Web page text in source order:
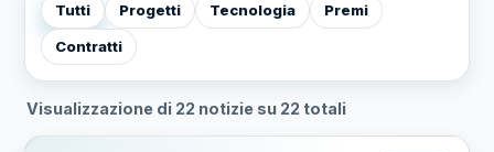
Tutti Progetti Tecnologia Premi
Contratti
Visualizzazione di 22 notizie su 22 totali